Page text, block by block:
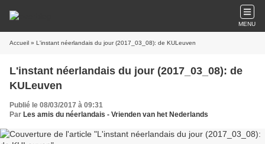
MENU
Accueil » L'instant néerlandais du jour (2017_03_08): de KULeuven
L'instant néerlandais du jour (2017_03_08): de
KULeuven
Publié le 08/03/2017 à 09:31
Par Les amis du néerlandais - Vrienden van het Nederlands